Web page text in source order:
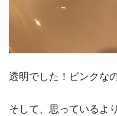
透明でした！ピンクな
そして、思っているよ